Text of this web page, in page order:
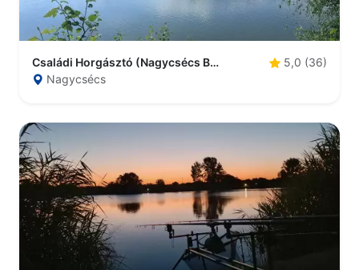
Családi Horgásztó (Nagycsécs Belsőségi tó)
5,0 (36)
Nagycsécs